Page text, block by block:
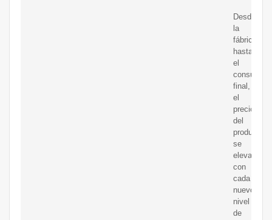
Desde
la
fábrica
hasta
el
final,
el
precio
del
producto
se
eleva
con
cada
nuevo
nivel
de